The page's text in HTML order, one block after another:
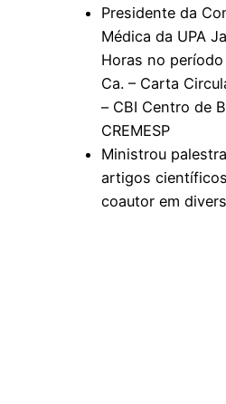
Presidente da
Médica da UPA
Horas no
Ca. – Carta
– CBI Centro de
CREMESP
Ministrou
artigos
coautor em